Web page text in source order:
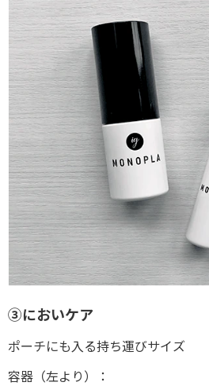
③においケア
ポーチにも入る持ち運びサイズ
容器（左より）：